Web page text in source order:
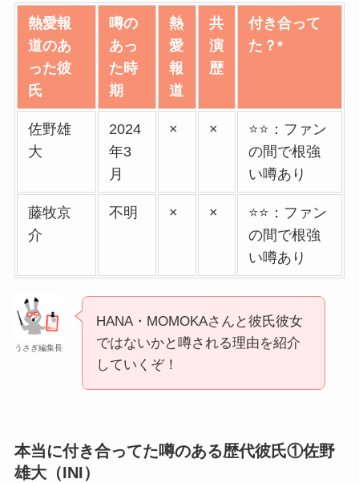
熱愛報
道のあ
った彼
氏
噂の
あっ
た時
期
熱
愛
報
道
共
演
歴
付き合って
た？*
佐野雄
大
2024
年3
月
× ×
⭐️⭐️：ファン
の間で根強
い噂あり
藤牧京
介
不明 × ×
⭐️⭐️：ファン
の間で根強
い噂あり
うさぎ編集長
HANA・MOMOKAさんと彼氏彼女
ではないかと噂される理由を紹介
していくぞ！
本当に付き合ってた噂のある歴代彼氏①佐野
雄大（INI）